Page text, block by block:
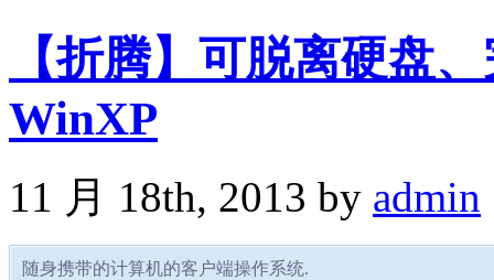
【折腾】可脱离硬盘
WinXP
11 月 18th, 2013 by admin
随身携带的计算机的客户端操作系统.